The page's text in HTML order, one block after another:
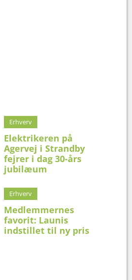
Erhverv
Elektrikeren på
Agervej i Strandby
fejrer i dag 30-års
jubilæum
Erhverv
Medlemmernes
favorit: Launis
indstillet til ny pris